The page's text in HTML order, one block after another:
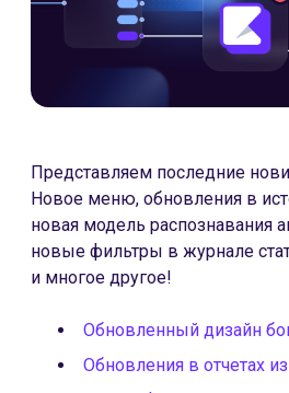
Представляем последние
Новое меню, обновления в
новая модель распознавания
новые фильтры в журнале
и многое другое!
Обновленный дизайн
Обновления в отчетах